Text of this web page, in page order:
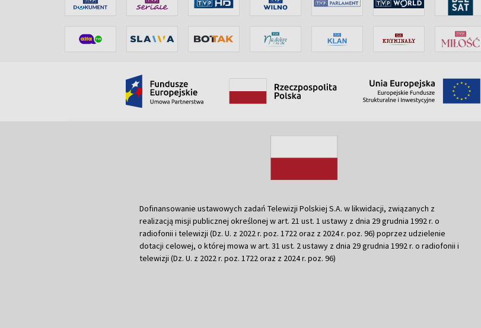
Dofinansowanie ustawowych zadań Telewizji Polskiej S.A. w likwidacji, związanych z
realizacją misji publicznej określonej w art. 21 ust. 1 ustawy z dnia 29 grudnia 1992 r. o
radiofonii i telewizji (Dz. U. z 2022 r. poz. 1722 oraz z 2024 r. poz. 96) poprzez udzielenie
dotacji celowej, o której mowa w art. 31 ust. 2 ustawy z dnia 29 grudnia 1992 r. o radiofonii i
telewizji (Dz. U. z 2022 r. poz. 1722 oraz z 2024 r. poz. 96)